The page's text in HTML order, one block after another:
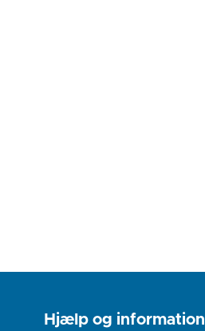
Hjælp og information